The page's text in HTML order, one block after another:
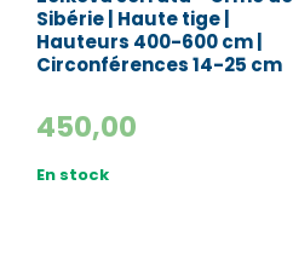
Sibérie | Haute tige |
Hauteurs 400-600 cm |
Circonférences 14-25 cm
450,00
En stock